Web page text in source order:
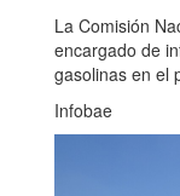
La Comisión
encargado de
gasolinas en el
Infobae